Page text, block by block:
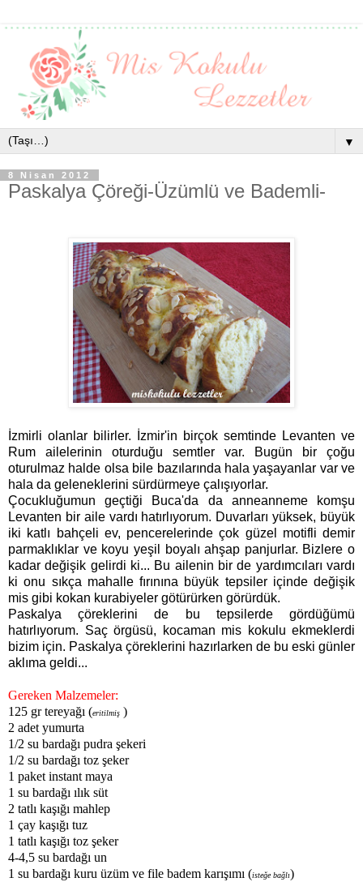
▼
8 Nisan 2012
Paskalya Çöreği-Üzümlü ve Bademli-
İzmirli olanlar bilirler. İzmir'in birçok semtinde Levanten ve
Rum ailelerinin oturduğu semtler var. Bugün bir çoğu
oturulmaz halde olsa bile bazılarında hala yaşayanlar var ve
hala da geleneklerini sürdürmeye çalışıyorlar.
Çocukluğumun geçtiği Buca'da da anneanneme komşu
Levanten bir aile vardı hatırlıyorum. Duvarları yüksek, büyük
iki katlı bahçeli ev, pencerelerinde çok güzel motifli demir
parmaklıklar ve koyu yeşil boyalı ahşap panjurlar. Bizlere o
kadar değişik gelirdi ki... Bu ailenin bir de yardımcıları vardı
ki onu sıkça mahalle fırınına büyük tepsiler içinde değişik
mis gibi kokan kurabiyeler götürürken görürdük.
Paskalya çöreklerini de bu tepsilerde gördüğümü
hatırlıyorum. Saç örgüsü, kocaman mis kokulu ekmeklerdi
bizim için. Paskalya çöreklerini hazırlarken de bu eski günler
aklıma geldi...
Gereken Malzemeler:
125 gr tereyağı (eritilmiş )
2 adet yumurta
1/2 su bardağı pudra şekeri
1/2 su bardağı toz şeker
1 paket instant maya
1 su bardağı ılık süt
2 tatlı kaşığı mahlep
1 çay kaşığı tuz
1 tatlı kaşığı toz şeker
4-4,5 su bardağı un
1 su bardağı kuru üzüm ve file badem karışımı (isteğe bağlı)